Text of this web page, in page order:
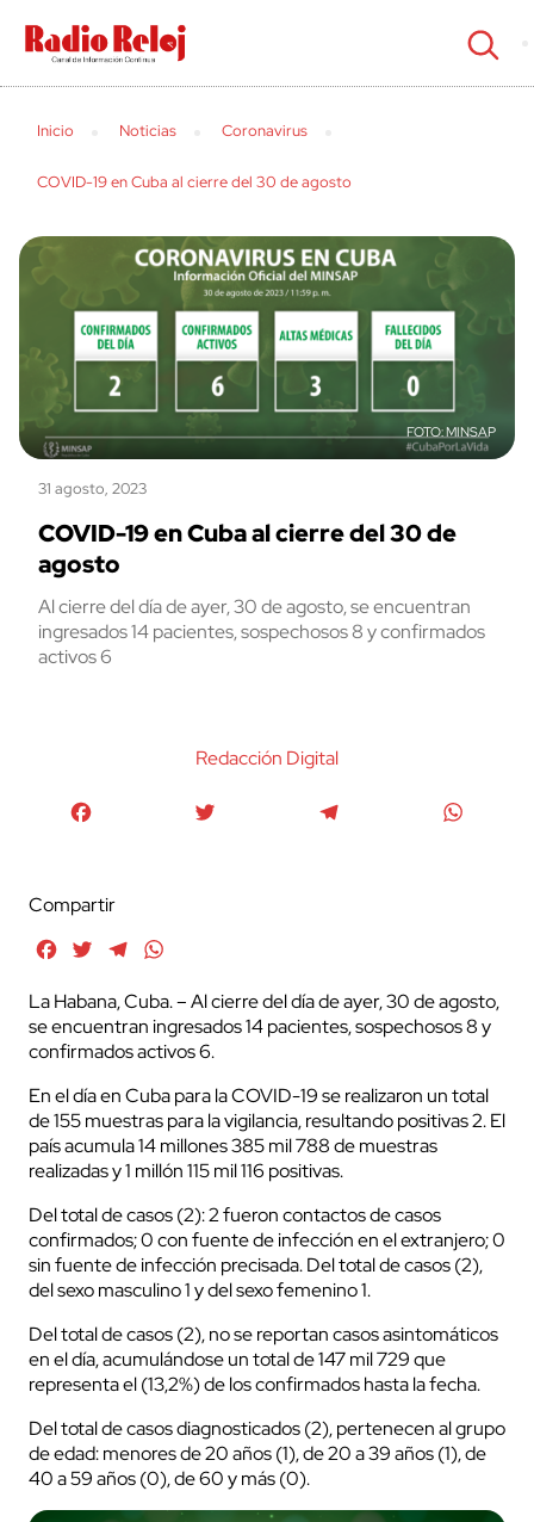
cerrar
Inicio Noticias Coronavirus
COVID-19 en Cuba al cierre del 30 de agosto
MINSAP
31 agosto, 2023
COVID-19 en Cuba al cierre del 30 de
agosto
Al cierre del día de ayer, 30 de agosto, se encuentran
ingresados 14 pacientes, sospechosos 8 y confirmados
activos 6
Redacción Digital
Compartir
FacebookTwitterTelegram
La Habana, Cuba. – Al cierre del día de ayer, 30 de agosto,
se encuentran ingresados 14 pacientes, sospechosos 8 y
confirmados activos 6.
En el día en Cuba para la COVID-19 se realizaron un total
de 155 muestras para la vigilancia, resultando positivas 2. El
país acumula 14 millones 385 mil 788 de muestras
realizadas y 1 millón 115 mil 116 positivas.
Del total de casos (2): 2 fueron contactos de casos
confirmados; 0 con fuente de infección en el extranjero; 0
sin fuente de infección precisada. Del total de casos (2),
del sexo masculino 1 y del sexo femenino 1.
Del total de casos (2), no se reportan casos asintomáticos
en el día, acumulándose un total de 147 mil 729 que
representa el (13,2%) de los confirmados hasta la fecha.
Del total de casos diagnosticados (2), pertenecen al grupo
de edad: menores de 20 años (1), de 20 a 39 años (1), de
40 a 59 años (0), de 60 y más (0).